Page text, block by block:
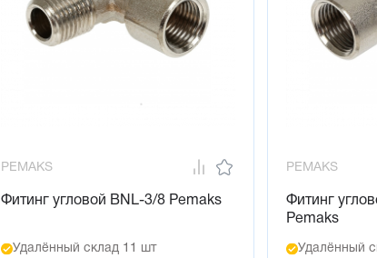
PEMAKS
Фитинг угловой BNL-3/8 Pemaks
Удалённый склад 11 шт
PEMAKS
Фитинг
Pemaks
Удалённый